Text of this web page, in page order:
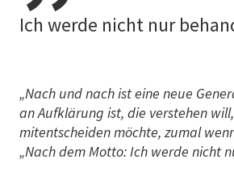
Ich werde nicht nur
„Nach und nach ist eine neue
an Aufklärung ist, die verstehen
mitentscheiden möchte, zumal
„Nach dem Motto: Ich werde nicht